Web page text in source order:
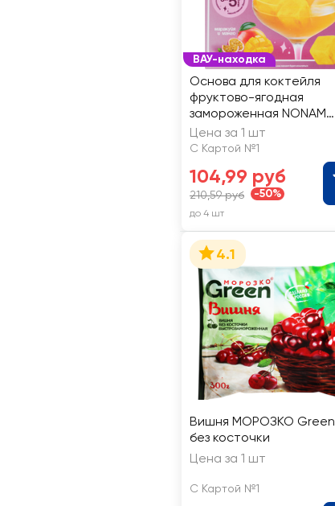
ВАУ-находка
Основа для коктейля
фруктово-ягодная
замороженная NONAME
Тропик шот, из манго и
пюре маракуйи
Цена за 1 шт
С Картой №1
104,99 руб
210,59 руб -50%
до 4 шт
4.1
Вишня МОРОЗКО Green
без косточки
Цена за 1 шт
С Картой №1